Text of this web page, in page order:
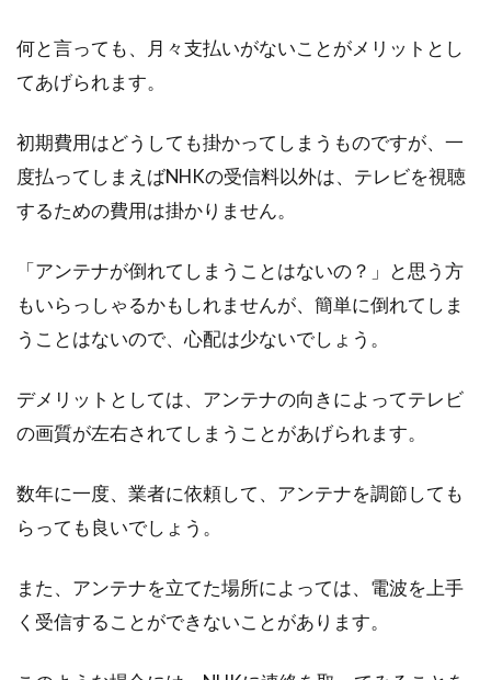
マンションの水漏れ原因は？早期対
マンションで時々起こるトラブルの一つに、水
漏れがあります。その原因には様々なものがあ
新築・リフォームするなら窓のデザ
インの画像を要チェック！
新築やリフォームをする際に、家全体のデザイ
ンにこだわりたい方が増えています。その中で
も「...
一戸建てを買うなら知っておきたい
頭金の知識！平均金額は？
自分の収入源を増やすためには、定期預金など
何と言っても、月々支払いがないことがメリットとし
てあげられます。
初期費用はどうしても掛かってしまうものですが、一
度払ってしまえばNHKの受信料以外は、テレビを視聴
するための費用は掛かりません。
「アンテナが倒れてしまうことはないの？」と思う方
もいらっしゃるかもしれませんが、簡単に倒れてしま
うことはないので、心配は少ないでしょう。
デメリットとしては、アンテナの向きによってテレビ
の画質が左右されてしまうことがあげられます。
数年に一度、業者に依頼して、アンテナを調節しても
らっても良いでしょう。
また、アンテナを立てた場所によっては、電波を上手
く受信することができないことがあります。